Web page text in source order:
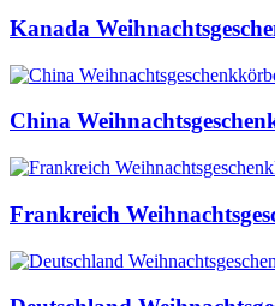
Kanada
China
Frankreich